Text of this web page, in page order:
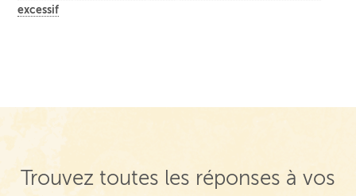
excessif
Navigation de post
Trouvez toutes les réponses à vos